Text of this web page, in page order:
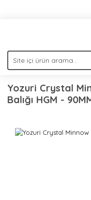
Yozuri Crystal
Balığı HGM -